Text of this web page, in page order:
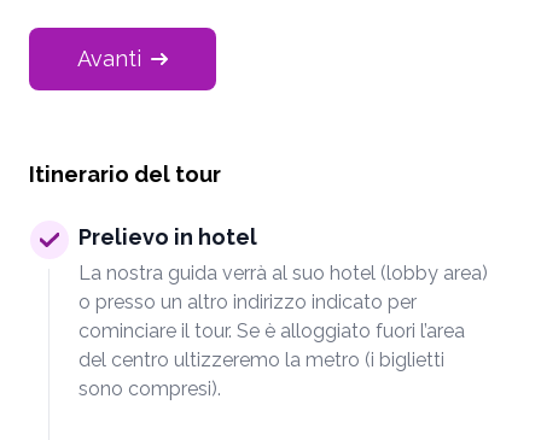
Avanti
Itinerario del tour
Prelievo in hotel
La nostra guida verrà al suo hotel (lobby area)
o presso un altro indirizzo indicato per
cominciare il tour. Se è alloggiato fuori l’area
del centro ultizzeremo la metro (i biglietti
sono compresi).